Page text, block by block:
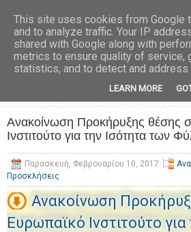
Ανακοίνωση Προκήρυξης θέσης
Ινστιτούτο για την Ισότητα των
Παρασκευή, Φεβρουαρίου 10, 2017
Προσκλήσεις
Ανακοίνωση
Ευρωπαϊκό Ινστιτούτο
This site uses cookies from Google
and to analyze traffic. Your IP
shared with Google along with
metrics to ensure quality of service,
statistics, and to detect and address
LEARN MORE